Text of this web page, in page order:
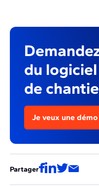
du
de
Je veux une
Partager